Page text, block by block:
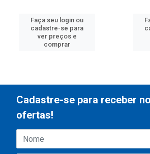
Faça seu login ou
cadastre-se para
ver preços e
comprar
Cadastre-se para receber
ofertas!